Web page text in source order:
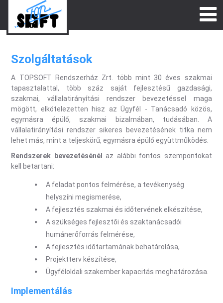
Szolgáltatások
A TOPSOFT Rendszerház Zrt. több mint 30 éves szakmai
tapasztalattal, több száz saját fejlesztésű gazdasági,
szakmai, vállalatirányítási rendszer bevezetéssel maga
mögött, elkötelezetten hisz az Ügyfél - Tanácsadó közös,
egymásra épülő, szakmai bizalmában, tudásában. A
vállalatirányítási rendszer sikeres bevezetésének titka nem
lehet más, mint a teljeskörű, egymásra épülő együttműködés.
Rendszerek bevezetésénél
az alábbi fontos szempontokat
kell betartani:
A feladat pontos felmérése, a tevékenység
helyszíni megismerése,
A fejlesztés szakmai és időtervének elkészítése,
A szükséges fejlesztői és szaktanácsadói
humánerőforrás felmérése,
A fejlesztés időtartamának behatárolása,
Projektterv készítése,
Ügyféloldali szakember kapacitás meghatározása.
Implementálás